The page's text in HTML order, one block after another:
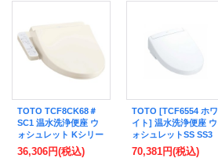
TOTO TCF8CK68＃
SC1 温水洗浄便座 ウ
ォシュレット Kシリー
ズ 貯湯式 暖房便座 リ
モコン付き ℃℃
36,306円(税込)
TOTO [TCF6554 ホワ
イト] 温水洗浄便座 ウ
ォシュレットSS SS3
レバー便器洗浄タイプ
70,381円(税込)